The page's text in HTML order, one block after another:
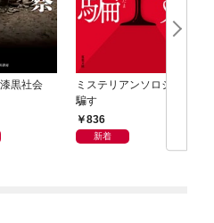
黒社会
ミステリアンソロジー
騙す
836
新着